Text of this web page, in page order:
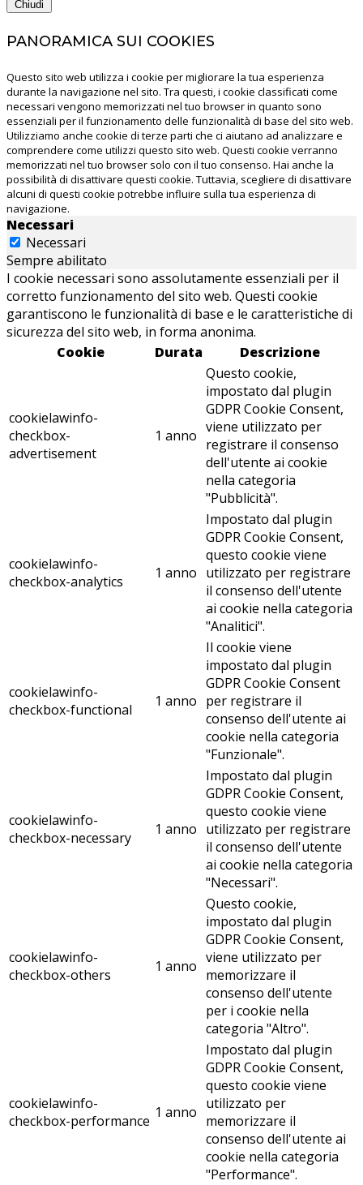
Chiudi
PANORAMICA SUI COOKIES
Questo sito web utilizza i cookie per migliorare la tua esperienza
durante la navigazione nel sito. Tra questi, i cookie classificati come
necessari vengono memorizzati nel tuo browser in quanto sono
essenziali per il funzionamento delle funzionalità di base del sito web.
Utilizziamo anche cookie di terze parti che ci aiutano ad analizzare e
comprendere come utilizzi questo sito web. Questi cookie verranno
memorizzati nel tuo browser solo con il tuo consenso. Hai anche la
possibilità di disattivare questi cookie. Tuttavia, scegliere di disattivare
alcuni di questi cookie potrebbe influire sulla tua esperienza di
navigazione.
Necessari
Necessari
Sempre abilitato
I cookie necessari sono assolutamente essenziali per il
corretto funzionamento del sito web. Questi cookie
garantiscono le funzionalità di base e le caratteristiche di
sicurezza del sito web, in forma anonima.
Cookie
Durata Descrizione
cookielawinfo-
checkbox-
advertisement
1 anno
Questo cookie,
impostato dal plugin
GDPR Cookie Consent,
viene utilizzato per
registrare il consenso
dell'utente ai cookie
nella categoria
"Pubblicità".
cookielawinfo-
checkbox-analytics
1 anno
Impostato dal plugin
GDPR Cookie Consent,
questo cookie viene
utilizzato per registrare
il consenso dell'utente
ai cookie nella categoria
"Analitici".
cookielawinfo-
checkbox-functional
1 anno
Il cookie viene
impostato dal plugin
GDPR Cookie Consent
per registrare il
consenso dell'utente ai
cookie nella categoria
"Funzionale".
cookielawinfo-
checkbox-necessary
1 anno
Impostato dal plugin
GDPR Cookie Consent,
questo cookie viene
utilizzato per registrare
il consenso dell'utente
ai cookie nella categoria
"Necessari".
cookielawinfo-
checkbox-others
1 anno
Questo cookie,
impostato dal plugin
GDPR Cookie Consent,
viene utilizzato per
memorizzare il
consenso dell'utente
per i cookie nella
categoria "Altro".
cookielawinfo-
checkbox-performance 1 anno
Impostato dal plugin
GDPR Cookie Consent,
questo cookie viene
utilizzato per
memorizzare il
consenso dell'utente ai
cookie nella categoria
"Performance".